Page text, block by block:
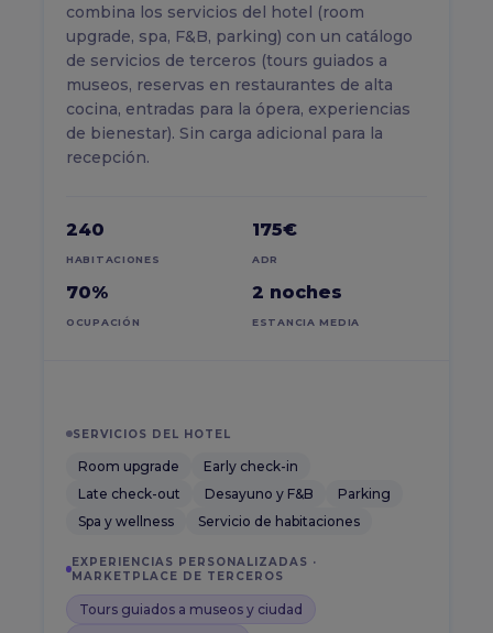
combina los servicios del hotel (room
upgrade, spa, F&B, parking) con un catálogo
de servicios de terceros (tours guiados a
museos, reservas en restaurantes de alta
cocina, entradas para la ópera, experiencias
de bienestar). Sin carga adicional para la
recepción.
240
HABITACIONES
175€
ADR
70%
OCUPACIÓN
2 noches
ESTANCIA MEDIA
SERVICIOS DEL HOTEL
Room upgrade
Early check-in
Late check-out
Desayuno y F&B
Parking
Spa y wellness
Servicio de habitaciones
EXPERIENCIAS PERSONALIZADAS ·
MARKETPLACE DE TERCEROS
Tours guiados a museos y ciudad